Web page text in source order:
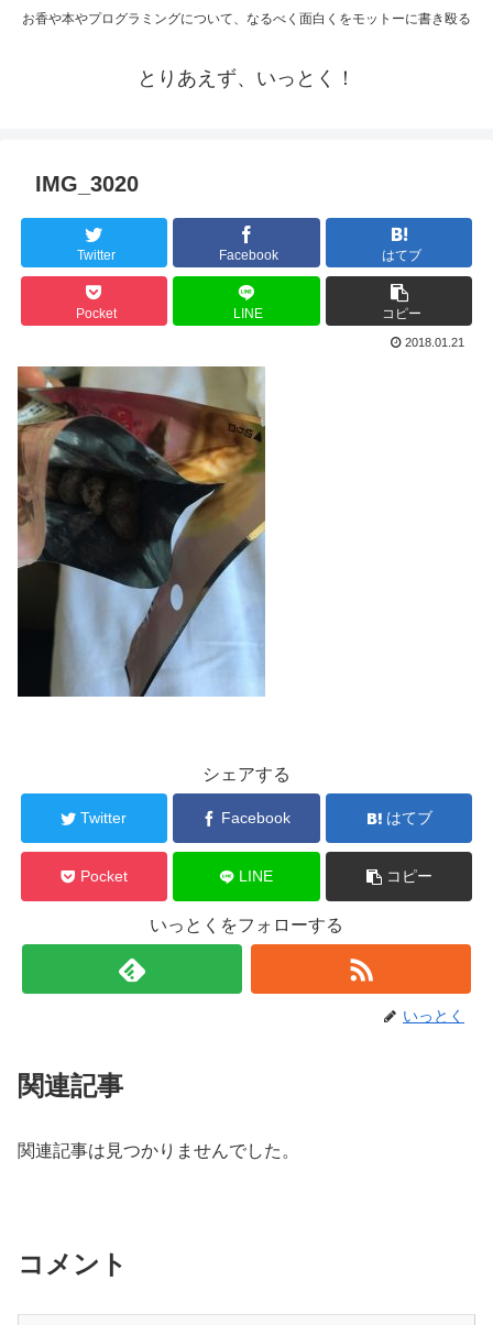
お香や本やプログラミングについて、なるべく面白くをモットーに書き殴る
とりあえず、いっとく！
IMG_3020
Twitter Facebook はてブ
Pocket LINE コピー
2018.01.21
シェアする
Twitter Facebook はてブ
Pocket LINE コピー
いっとくをフォローする
いっとく
関連記事
関連記事は見つかりませんでした。
コメント